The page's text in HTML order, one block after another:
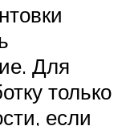
Для
только
если